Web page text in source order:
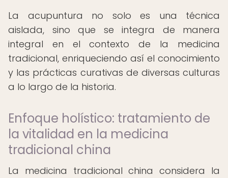
La acupuntura no solo es una técnica
aislada, sino que se integra de manera
integral en el contexto de la medicina
tradicional, enriqueciendo así el conocimiento
y las prácticas curativas de diversas culturas
a lo largo de la historia.
Enfoque holístico: tratamiento de
la vitalidad en la medicina
tradicional china
La medicina tradicional china considera la